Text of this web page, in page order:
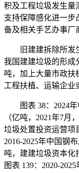
积及工程垃圾发生量
支持保障感化进一步
备及相关手艺办事厂
旧建建拆除所发生
我国建建垃圾的形成
吨，加上大量市政
工程扶植、运输企业
图表 38：2024年
（亿吨，2021年7月
垃圾处置投资运营项
2016-2025年中国钢
吨，建建垃圾资本化
图表 139：2020-